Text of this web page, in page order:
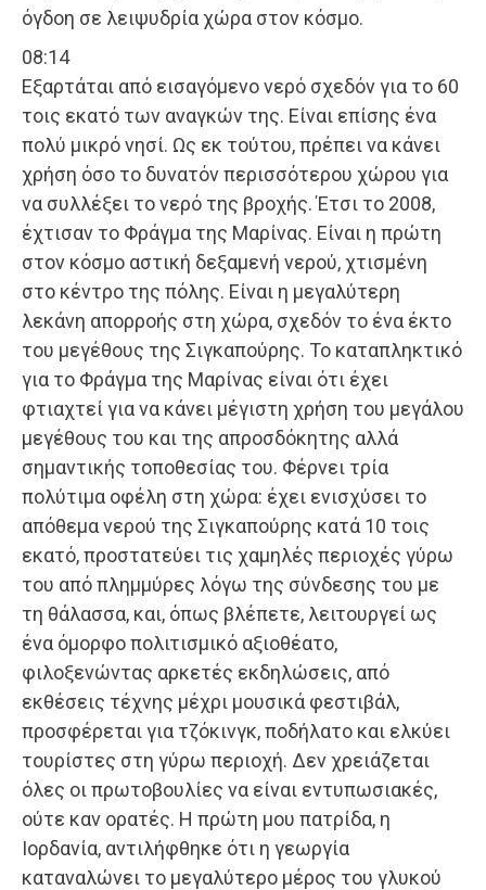
όγδοη σε λειψυδρία χώρα στον κόσμο.
08:14
Εξαρτάται από εισαγόμενο νερό σχεδόν για το 60
τοις εκατό των αναγκών της. Είναι επίσης ένα
πολύ μικρό νησί. Ως εκ τούτου, πρέπει να κάνει
χρήση όσο το δυνατόν περισσότερου χώρου για
να συλλέξει το νερό της βροχής. Έτσι το 2008,
έχτισαν το Φράγμα της Μαρίνας. Είναι η πρώτη
στον κόσμο αστική δεξαμενή νερού, χτισμένη
στο κέντρο της πόλης. Είναι η μεγαλύτερη
λεκάνη απορροής στη χώρα, σχεδόν το ένα έκτο
του μεγέθους της Σιγκαπούρης. Το καταπληκτικό
για το Φράγμα της Μαρίνας είναι ότι έχει
φτιαχτεί για να κάνει μέγιστη χρήση του μεγάλου
μεγέθους του και της απροσδόκητης αλλά
σημαντικής τοποθεσίας του. Φέρνει τρία
πολύτιμα οφέλη στη χώρα: έχει ενισχύσει το
απόθεμα νερού της Σιγκαπούρης κατά 10 τοις
εκατό, προστατεύει τις χαμηλές περιοχές γύρω
τoυ από πλημμύρες λόγω της σύνδεσης του με
τη θάλασσα, και, όπως βλέπετε, λειτουργεί ως
ένα όμορφο πολιτισμικό αξιοθέατο,
φιλοξενώντας αρκετές εκδηλώσεις, από
εκθέσεις τέχνης μέχρι μουσικά φεστιβάλ,
προσφέρεται για τζόκινγκ, ποδήλατο και ελκύει
τουρίστες στη γύρω περιοχή. Δεν χρειάζεται
όλες οι πρωτοβουλίες να είναι εντυπωσιακές,
ούτε καν ορατές. Η πρώτη μου πατρίδα, η
Ιορδανία, αντιλήφθηκε ότι η γεωργία
καταναλώνει το μεγαλύτερο μέρος του γλυκού